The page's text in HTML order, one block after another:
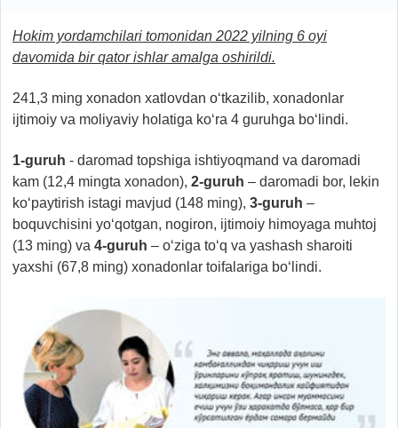
Hokim yordamchilari tomonidan 2022 yilning 6 oyi
davomida bir qator ishlar amalga oshirildi.
241,3 ming xonadon xatlovdan o‘tkazilib, xonadonlar
ijtimoiy va moliyaviy holatiga ko‘ra 4 guruhga bo‘lindi.
1-guruh - daromad topshiga ishtiyoqmand va daromadi
kam (12,4 mingta xonadon), 2-guruh – daromadi bor, lekin
ko‘paytirish istagi mavjud (148 ming), 3-guruh –
boquvchisini yo‘qotgan, nogiron, ijtimoiy himoyaga muhtoj
(13 ming) va 4-guruh – o‘ziga to‘q va yashash sharoiti
yaxshi (67,8 ming) xonadonlar toifalariga bo‘lindi.